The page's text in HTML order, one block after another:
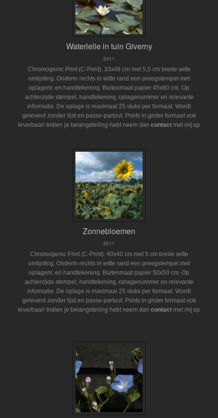
Waterlelie in tuin Giverny
2011
Chromogenic Print (C-Print). 33x48 cm met 5,5 cm brede witte
omlijsting. Onderin rechts in witte rand een preegstempel met
oplagenr. en handtekening. Buitenmaat papier 45x60 cm. Op
achterzijde stempel, handtekening, oplagenummer en relevante
informatie. De oplage is maximaal 25 stuks per formaat. Wordt
geleverd zonder lijst en passe-partout. Prints in groter formaat ook
leverbaar! Indien je belangstelling hebt neem dan contact met mij op
Zonnebloemen
2011
Chromogenic Print (C-Print). 40x40 cm met 5 cm brede witte
omlijsting. Onderin rechts in witte rand een preegstempel met
oplagenr. en handtekening. Buitenmaat papier 50x50 cm. Op
achterzijde stempel, handtekening, oplagenummer en relevante
informatie. De oplage is maximaal 25 stuks per formaat. Wordt
geleverd zonder lijst en passe-partout. Prints in groter formaat ook
leverbaar! Indien je belangstelling hebt neem dan contact met mij op